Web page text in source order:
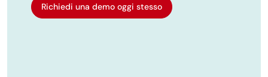
Richiedi una demo oggi stesso